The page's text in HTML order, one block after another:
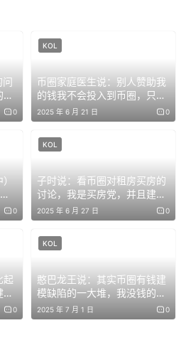
然後再以用精神病人來蓋過去還
你在繼續博取流量你總有一天有
不符合精神病狀態懂？偏向性是高
證據了
不是交易建议。BlockWeeks.com
做的任何投资承担责任。我们强烈
问
0
币圈家庭医生说：别人赞助我
的钱我不会投入到币圈，只会
投入到生活，挑战还清100万
负债
2025 年 6 月 21 日 0
KOL
1
0
子时说：看币圈对租房买房的
讨论，我是买房党，并且建议
配置房产
2025 年 6 月 27 日 0
KOL
起
二0
憨巴龙王说：其实币圈有钱建
模缺陷的一大堆，我没钱的时
候，也有女朋友身高165-167
的
2025 年 7 月 1 日 0
KOL